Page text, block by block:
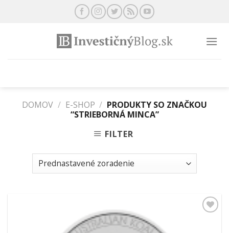
DOMOV / E-SHOP / PRODUKTY SO ZNAČKOU
“STRIEBORNÁ MINCA”
FILTER